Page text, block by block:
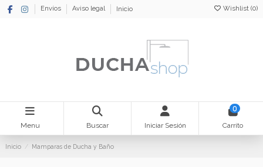
Envíos Aviso legal Inicio Wishlist (0)
Menu Buscar Iniciar Sesión
0
Carrito
Inicio Mamparas de Ducha y Baño